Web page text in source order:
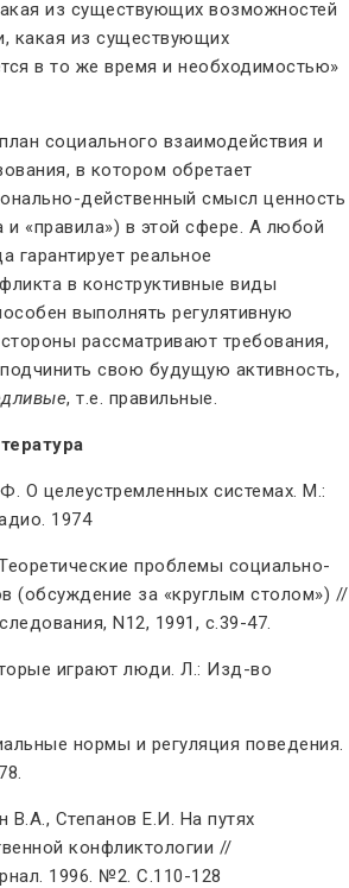
из существующих возможностей
какая из существующих
в то же время и необходимостью»
социального взаимодействия и
в котором обретает
действенный смысл ценность
и «правила») в этой сфере. А любой
гарантирует реальное
в конструктивные виды
выполнять регулятивную
рассматривают требования,
свою будущую активность,
, т.е. правильные.
О целеустремленных системах. М.:
1974
проблемы социально-
(обсуждение за «круглым столом») //
N12, 1991, с.39-47.
играют люди. Л.: Изд-во
нормы и регуляция поведения.
В.А., Степанов Е.И. На путях
конфликтологии //
1996. №2. С.110-128